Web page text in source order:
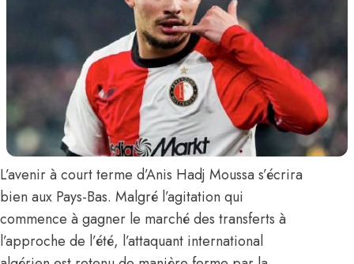
L’avenir à court terme d’Anis Hadj Moussa s’écrira
bien aux Pays-Bas. Malgré l’agitation qui
commence à gagner le marché des transferts à
l’approche de l’été, l’attaquant international